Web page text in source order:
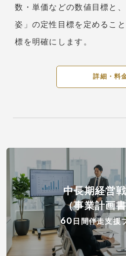
数・単価などの数値目標と
姿」の定性目標を定めるこ
標を明確にします。
詳細・料
中長期経営
（事業計画
60日間伴走支援